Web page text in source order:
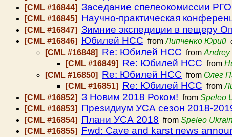
[CML #16844] Заседание спелеокомиссии
[CML #16845] Научно-практическая
[CML #16847] Зимние экспедиции в пещеру
[CML #16846] Юбилей НСС fromЛипченко Юрий
[CML #16848] Re: Юбилей НСС from Andrey
[CML #16849] Re: Юбилей НСС from
[CML #16850] Re: Юбилей НСС from Олег
[CML #16851] Re: Юбилей НСС from
[CML #16852] З Новим 2018 Роком! from Speleo
[CML #16853] Президиум УСА сезон 2018-
[CML #16854] Плани УСА 2018 from Speleo
[CML #16855] Fwd: Cave and karst news